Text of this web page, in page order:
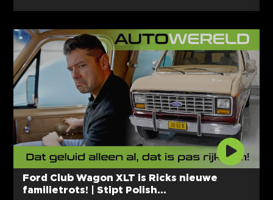
Ford Club Wagon XLT is Ricks nieuwe
familietrots! | Stipt Polish...